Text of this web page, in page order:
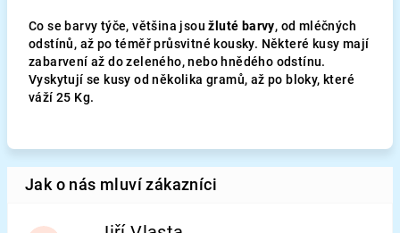
Co se barvy týče, většina jsou žluté barvy, od mléčných
odstínů, až po téměř průsvitné kousky. Některé kusy mají
zabarvení až do zeleného, nebo hnědého odstínu.
Vyskytují se kusy od několika gramů, až po bloky, které
váží 25 Kg.